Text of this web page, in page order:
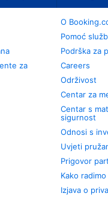
za
O
Pomoć
Podrška za
Careers
Održivost
Centar za
Centar s
sigurnost
Odnosi s
Uvjeti
Prigovor
Kako radimo
Izjava o